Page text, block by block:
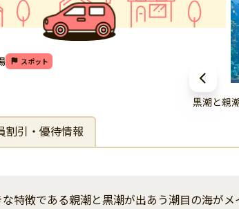
黒潮と親
スポット
割引・優待情報
特徴である親潮と黒潮が出あう潮目の海が